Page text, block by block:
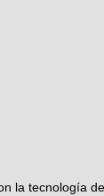
la tecnología de